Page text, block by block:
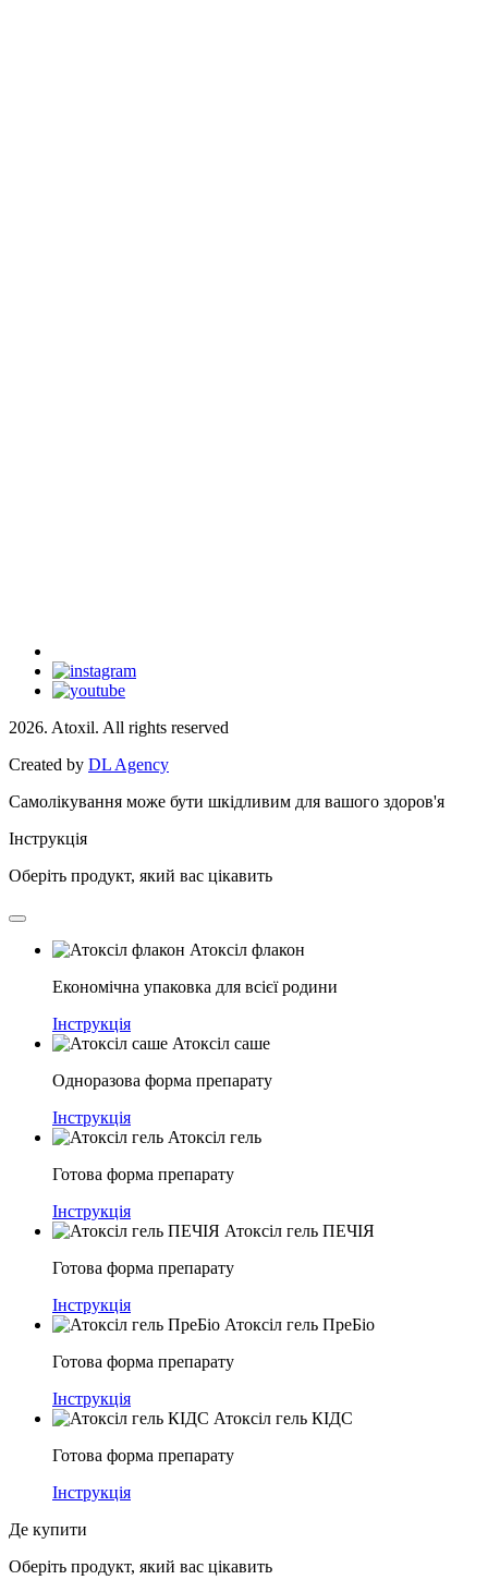
2026. Atoxil. All rights reserved
Created by DL Agency
Самолікування може бути шкідливим для вашого здоров'я
Інструкція
Оберіть продукт, який вас цікавить
Атоксіл флакон
Економічна упаковка для всієї родини
Інструкція
Атоксіл саше
Одноразова форма препарату
Інструкція
Атоксіл гель
Готова форма препарату
Інструкція
Атоксіл гель ПЕЧІЯ
Готова форма препарату
Інструкція
Атоксіл гель ПреБіо
Готова форма препарату
Інструкція
Атоксіл гель КІДС
Готова форма препарату
Інструкція
Де купити
Оберіть продукт, який вас цікавить